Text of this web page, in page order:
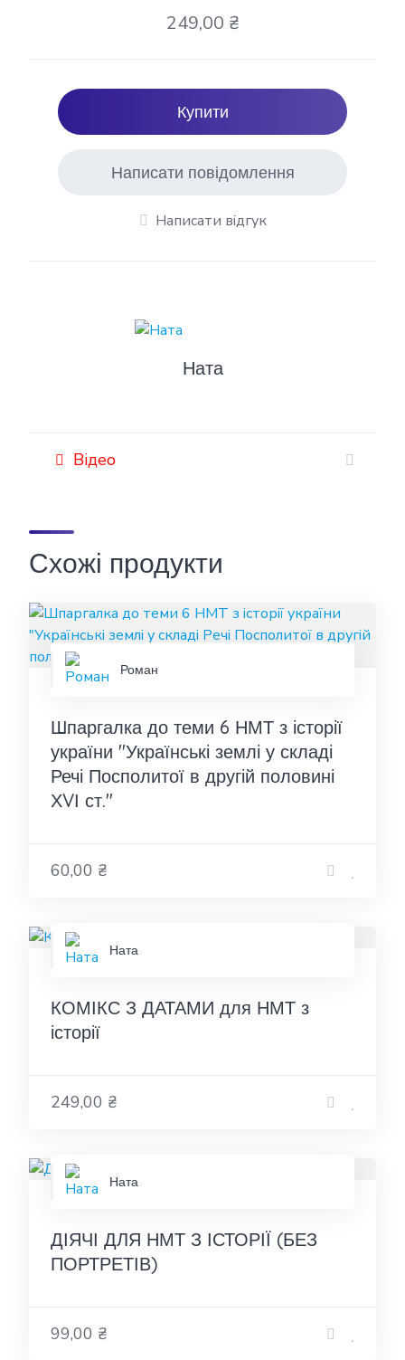
249,00 ₴
Купити
Написати повідомлення
Написати відгук
Ната
Відео
Схожі продукти
Роман
Шпаргалка до теми 6 НМТ з історії
україни "Українські землі у складі
Речі Посполитої в другій половині
ХVІ ст."
60,00 ₴
Ната
КОМІКС З ДАТАМИ для НМТ з
історії
249,00 ₴
Ната
ДІЯЧІ ДЛЯ НМТ З ІСТОРІЇ (БЕЗ
ПОРТРЕТІВ)
99,00 ₴